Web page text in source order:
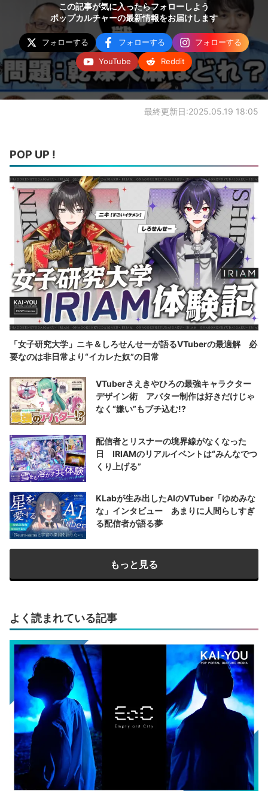
この記事が気に入ったらフォローしよう
ポップカルチャーの最新情報をお届けします
フォローする フォローする
フォローする
YouTube
Reddit
最終更新日:2025.05.19 18:05
POP UP !
「女子研究大学」ニキ＆しろせんせーが語るVTuberの最適解 必
要なのは非日常より“イカレた奴”の日常
VTuberさえきやひろの最強キャラクター
デザイン術 アバター制作は好きだけじゃ
なく“嫌い”もブチ込む!?
配信者とリスナーの境界線がなくなった
日 IRIAMのリアルイベントは“みんなでつ
くり上げる”
KLabが生み出したAIのVTuber「ゆめみな
な」インタビュー あまりに人間らしすぎ
る配信者が語る夢
もっと見る
よく読まれている記事